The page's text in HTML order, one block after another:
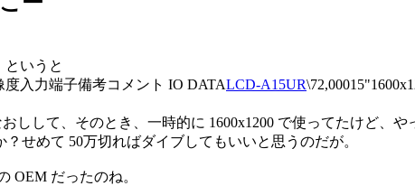
いうと
入力端子備考コメント IO DATALCD-A15UR
しして、そのとき、一時的に 1600x1200 で使ってたけど、
せめて 50万切ればダイブしてもいいと思うのだが。
OEM だったのね。